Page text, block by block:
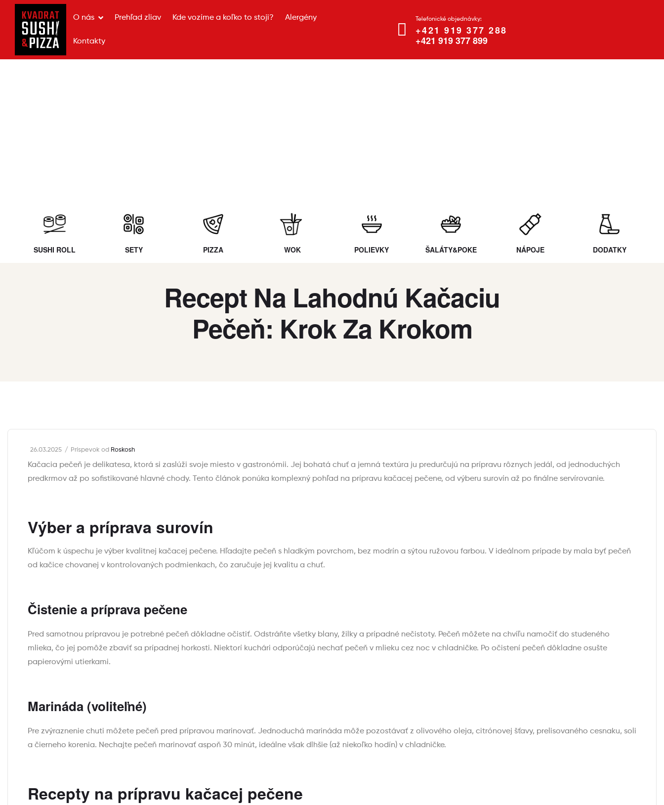
O nás Prehľad zliav Kde vozíme a koľko to stoji? Alergény
Kontakty
Telefonické objednávky:
+421 919 377 288
+421 919 377 899
SUSHI ROLL SETY PIZZA WOK POLIEVKY ŠALÁTY&POKE NÁPOJE DODATKY
Recept Na Lahodnú Kačaciu
Pečeň: Krok Za Krokom
26.03.2025 Príspevok od Roskosh
Kačacia pečeň je delikatesa, ktorá si zaslúži svoje miesto v gastronómii. Jej bohatá chuť a jemná textúra ju predurčujú na prípravu rôznych jedál, od jednoduchých
predkrmov až po sofistikované hlavné chody. Tento článok ponúka komplexný pohľad na prípravu kačacej pečene, od výberu surovín až po finálne servírovanie.
Výber a príprava surovín
Kľúčom k úspechu je výber kvalitnej kačacej pečene. Hľadajte pečeň s hladkým povrchom, bez modrín a sýtou ružovou farbou. V ideálnom prípade by mala byť pečeň
od kačice chovanej v kontrolovaných podmienkach, čo zaručuje jej kvalitu a chuť.
Čistenie a príprava pečene
Pred samotnou prípravou je potrebné pečeň dôkladne očistiť. Odstráňte všetky blany, žilky a prípadné nečistoty. Pečeň môžete na chvíľu namočiť do studeného
mlieka, čo jej pomôže zbaviť sa prípadnej horkosti. Niektorí kuchári odporúčajú nechať pečeň v mlieku cez noc v chladničke. Po očistení pečeň dôkladne osušte
papierovými utierkami.
Marináda (voliteľné)
Pre zvýraznenie chuti môžete pečeň pred prípravou marinovať. Jednoduchá marináda môže pozostávať z olivového oleja, citrónovej šťavy, prelisovaného cesnaku, soli
a čierneho korenia. Nechajte pečeň marinovať aspoň 30 minút, ideálne však dlhšie (až niekoľko hodín) v chladničke.
Recepty na prípravu kačacej pečene